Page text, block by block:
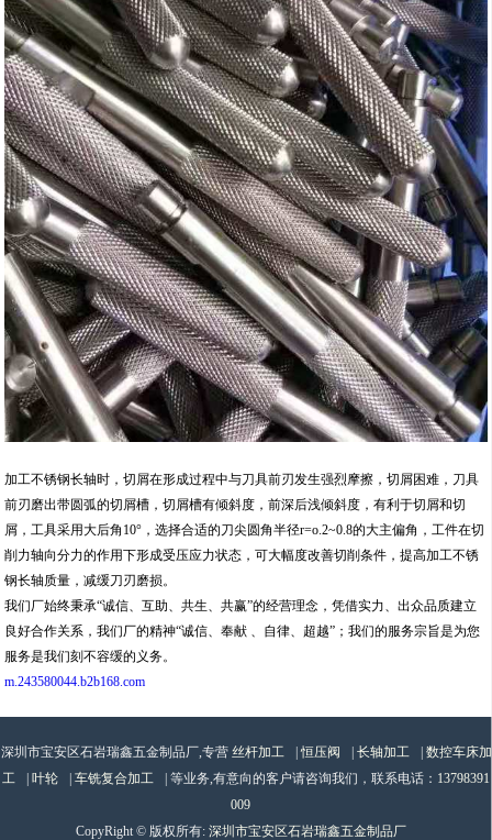
加工不锈钢长轴时，切屑在形成过程中与刀具前刃发生强烈摩擦，切屑困难，刀具
前刃磨出带圆弧的切屑槽，切屑槽有倾斜度，前深后浅倾斜度，有利于切屑和切
屑，工具采用大后角10°，选择合适的刀尖圆角半径r=o.2~0.8的大主偏角，工件在切
削力轴向分力的作用下形成受压应力状态，可大幅度改善切削条件，提高加工不锈
钢长轴质量，减缓刀刃磨损。
我们厂始终秉承“诚信、互助、共生、共赢”的经营理念，凭借实力、出众品质建立
良好合作关系，我们厂的精神“诚信、奉献 、自律、超越”；我们的服务宗旨是为您
服务是我们刻不容缓的义务。
m.243580044.b2b168.com
深圳市宝安区石岩瑞鑫五金制品厂,专营 丝杆加工 |恒压阀 | 长轴加工 | 数控车床加
工
| 叶轮 | 车铣复合加工 | 等业务,有意向的客户请咨询我们，联系电话： 13798391
009
CopyRight © 版权所有: 深圳市宝安区石岩瑞鑫五金制品厂